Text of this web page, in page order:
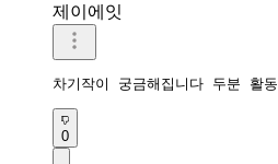
제이에잇
차기작이 궁금해집니다 두분 활
0